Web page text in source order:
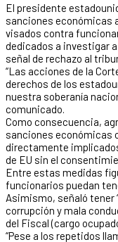
El presidente
sanciones económicas
visados contra
dedicados a investigar
señal de rechazo al
“Las acciones de la
derechos de los
nuestra soberanía
comunicado.
Como consecuencia,
sanciones económicas
directamente
de EU sin el
Entre estas medidas
funcionarios puedan
Asimismo, señaló tener
corrupción y mala
del Fiscal (cargo
“Pese a los repetidos